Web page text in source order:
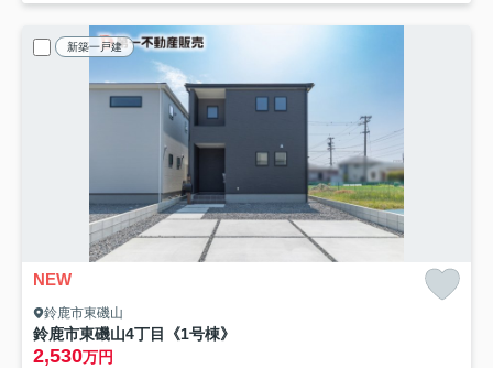
新築一戸建
NEW
鈴鹿市東磯山
鈴鹿市東磯山4丁目《1号棟》
2,530万円